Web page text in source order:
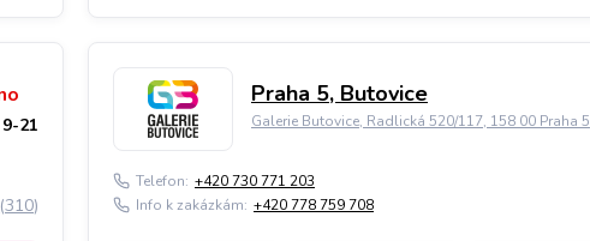
21
(310)
Praha 5, Butovice
Galerie Butovice, Radlická 520/117, 158 00 Praha 5
Telefon: +420 730 771 203
Info k zakázkám: +420 778 759 708